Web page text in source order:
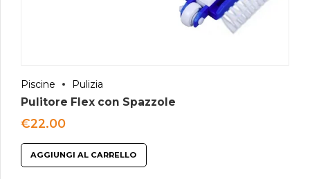
Piscine Pulizia
Pulitore Flex con Spazzole
€22.00
AGGIUNGI AL CARRELLO